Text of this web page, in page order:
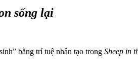
sống lại
bằng trí tuệ nhân tạo trong Sheep in